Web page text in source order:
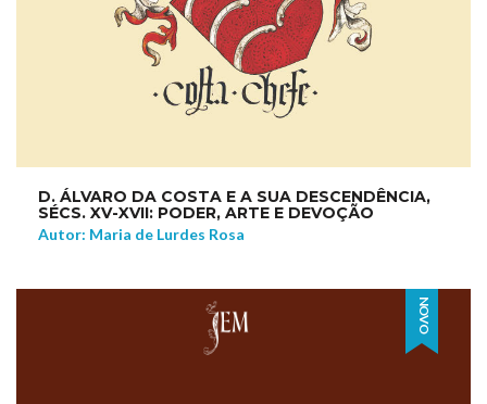
D. ÁLVARO DA COSTA E A SUA DESCENDÊNCIA,
SÉCS. XV-XVII: PODER, ARTE E DEVOÇÃO
Autor: Maria de Lurdes Rosa
NOVO